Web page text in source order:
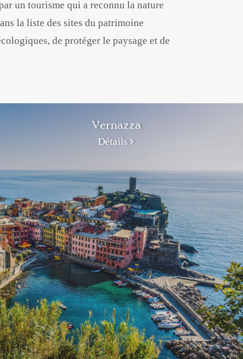
un tourisme qui a reconnu la nature
la liste des sites du patrimoine
de protéger le paysage et de
Vernazza
Détails